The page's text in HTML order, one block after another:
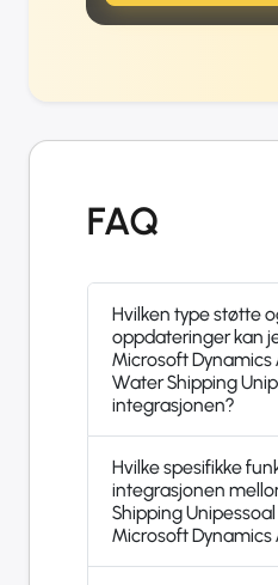
FAQ
Hvilken type støtte
oppdateringer kan
Microsoft Dynamics
Water Shipping
integrasjonen?
Hvilke spesifikke
integrasjonen
Shipping Unipessoal
Microsoft Dynamics